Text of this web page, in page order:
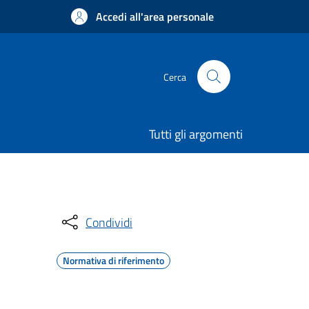
Accedi all'area personale
Cerca
Tutti gli argomenti
Condividi
Normativa di riferimento